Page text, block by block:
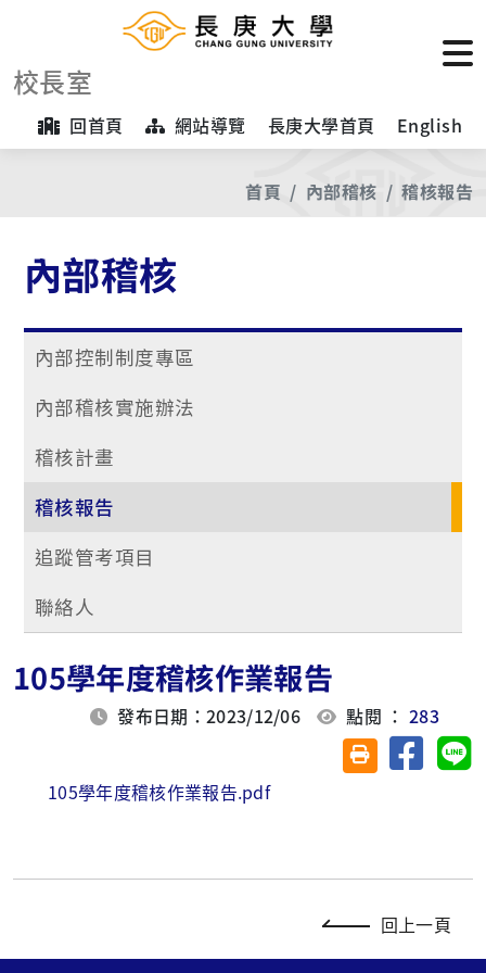
校長室
回首頁 網站導覽 長庚大學首頁 English
首頁 內部稽核 稽核報告
內部稽核
內部控制制度專區
內部稽核實施辦法
稽核計畫
稽核報告
追蹤管考項目
聯絡人
105學年度稽核作業報告
發布日期：2023/12/06 點閱 ：283
友善列印(另開視
分享至
105學年度稽核作業報告.pdf
回上一頁